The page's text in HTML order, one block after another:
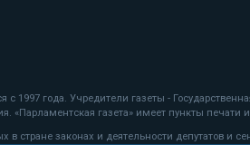
1997 года. Учредители газеты -
газета» имеет пункты печати и
законах и деятельности депутатов и